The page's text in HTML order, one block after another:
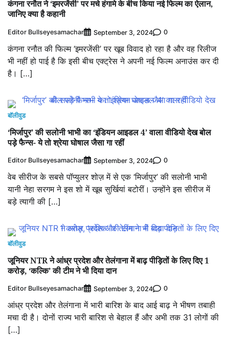
कंगना रनौत ने ‘इमरजेंसी’ पर मचे हंगामे के बीच किया नई फिल्‍म का ऐलान,
जानिए क्‍या है कहानी
Editor Bullseyesamachar September 3, 2024 0
कंगना रनौत की फिल्म ‘इमरजेंसी’ पर खूब विवाद हो रहा है और वह रिलीज
भी नहीं हो पाई है कि इसी बीच एक्ट्रेस ने अपनी नई फिल्म अनाउंस कर दी
है। […]
बॉलीवुड
‘मिर्जापुर’ की सलोनी भाभी का ‘इंडियन आइडल 4’ वाला वीडियो देख बोल
पड़े फैन्स- ये तो श्रेया घोषाल जैसा गा रहीं
Editor Bullseyesamachar September 3, 2024 0
वेब सीरीज के सबसे पॉप्युलर शोज़ में से एक ‘मिर्जापुर’ की सलोनी भाभी
यानी नेहा सरगम ने इस शो में खूब सुर्खियां बटोरीं। उन्होंने इस सीरीज में
बड़े त्यागी की […]
बॉलीवुड
जूनियर NTR ने आंध्र प्रदेश और तेलंगाना में बाढ़ पीड़ितों के लिए दिए 1
करोड़, ‘कल्कि’ की टीम ने भी दिया दान
Editor Bullseyesamachar September 3, 2024 0
आंध्र प्रदेश और तेलंगाना में भारी बारिश के बाद आई बाढ़ ने भीषण तबाही
मचा दी है। दोनों राज्य भारी बारिश से बेहाल हैं और अभी तक 31 लोगों की
[…]